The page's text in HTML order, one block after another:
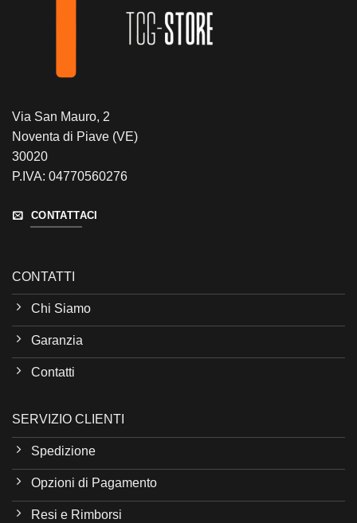
Via San Mauro, 2
Noventa di Piave (VE)
30020
P.IVA: 04770560276
CONTATTACI
CONTATTI
Chi Siamo
Garanzia
Contatti
SERVIZIO CLIENTI
Spedizione
Opzioni di Pagamento
Resi e Rimborsi